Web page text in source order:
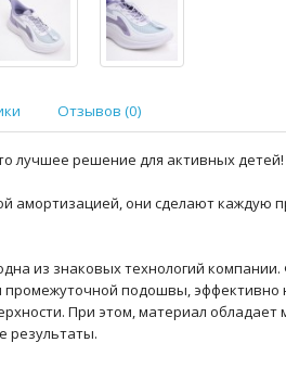
Отзывов (0)
лучшее решение для активных детей!
амортизацией, они сделают каждую
из знаковых технологий
промежуточной подошвы,
При этом, материал
результаты.